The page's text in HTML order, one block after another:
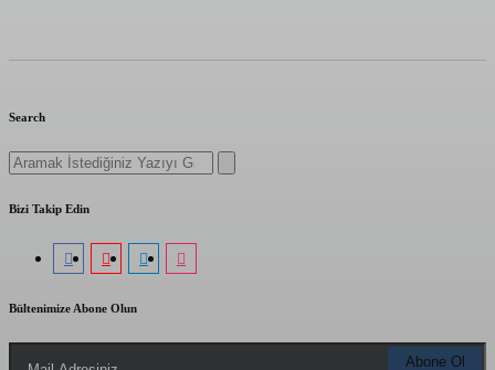
Search
Search
for:
Bizi Takip Edin
Bültenimize Abone Olun